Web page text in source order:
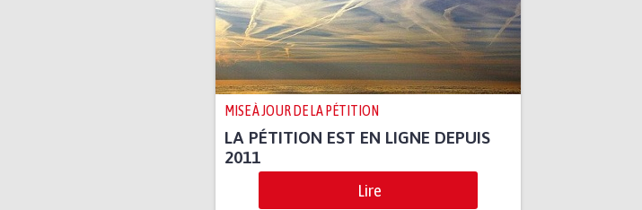
MISE À JOUR DE LA PÉTITION
LA PÉTITION EST EN LIGNE DEPUIS
2011
Lire